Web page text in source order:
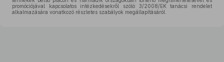
promóciójával kapcsolatos intézkedésekről szóló 3/2008/EK tanácsi rendelet
alkalmazására vonatkozó részletes szabályok megállapításáról.